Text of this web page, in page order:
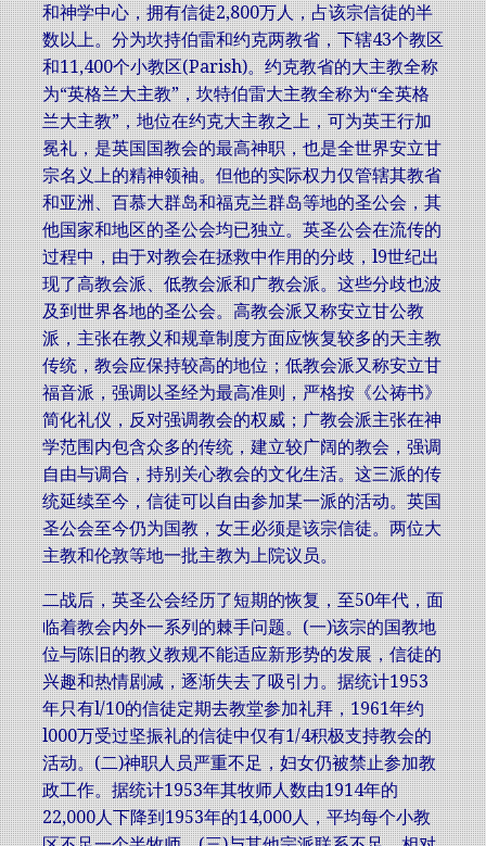
和神学中心，拥有信徒2,800万人，占该宗信徒的半
数以上。分为坎持伯雷和约克两教省，下辖43个教区
和11,400个小教区(Parish)。约克教省的大主教全称
为“英格兰大主教”，坎特伯雷大主教全称为“全英格
兰大主教”，地位在约克大主教之上，可为英王行加
冕礼，是英国国教会的最高神职，也是全世界安立甘
宗名义上的精神领袖。但他的实际权力仅管辖其教省
和亚洲、百慕大群岛和福克兰群岛等地的圣公会，其
他国家和地区的圣公会均已独立。英圣公会在流传的
过程中，由于对教会在拯救中作用的分歧，l9世纪出
现了高教会派、低教会派和广教会派。这些分歧也波
及到世界各地的圣公会。高教会派又称安立甘公教
派，主张在教义和规章制度方面应恢复较多的天主教
传统，教会应保持较高的地位；低教会派又称安立甘
福音派，强调以圣经为最高准则，严格按《公祷书》
简化礼仪，反对强调教会的权威；广教会派主张在神
学范围内包含众多的传统，建立较广阔的教会，强调
自由与调合，持别关心教会的文化生活。这三派的传
统延续至今，信徒可以自由参加某一派的活动。英国
圣公会至今仍为国教，女王必须是该宗信徒。两位大
主教和伦敦等地一批主教为上院议员。
二战后，英圣公会经历了短期的恢复，至50年代，面
临着教会内外一系列的棘手问题。(一)该宗的国教地
位与陈旧的教义教规不能适应新形势的发展，信徒的
兴趣和热情剧减，逐渐失去了吸引力。据统计1953
年只有l/10的信徒定期去教堂参加礼拜，1961年约
l000万受过坚振礼的信徒中仅有1/4积极支持教会的
活动。(二)神职人员严重不足，妇女仍被禁止参加教
政工作。据统计1953年其牧师人数由1914年的
22,000人下降到1953年的14,000人，平均每个小教